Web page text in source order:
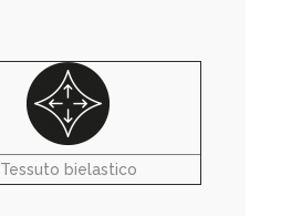
Tessuto bielastico